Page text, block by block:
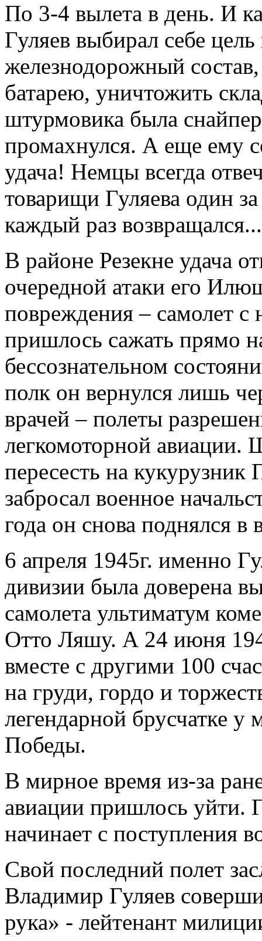
По 3-4 вылета в день. И
Гуляев выбирал себе
железнодорожный
батарею, уничтожить
штурмовика была
промахнулся. А еще ему
удача! Немцы всегда
товарищи Гуляева один
каждый раз возвращался...
В районе Резекне удача
очередной атаки его
повреждения – самолет
пришлось сажать прямо
бессознательном
полк он вернулся лишь
врачей – полеты
легкомоторной
пересесть на
забросал военное
года он снова поднялся в
6 апреля 1945г. именно
дивизии была доверена
самолета ультиматум
Отто Ляшу. А 24 июня
вместе с другими 100
на груди, гордо и
легендарной брусчатке у
Победы.
В мирное время из-за
авиации пришлось уйти.
начинает с поступления
Свой последний полет
Владимир Гуляев
рука» - лейтенант